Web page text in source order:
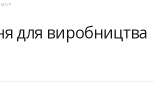
для виробництва